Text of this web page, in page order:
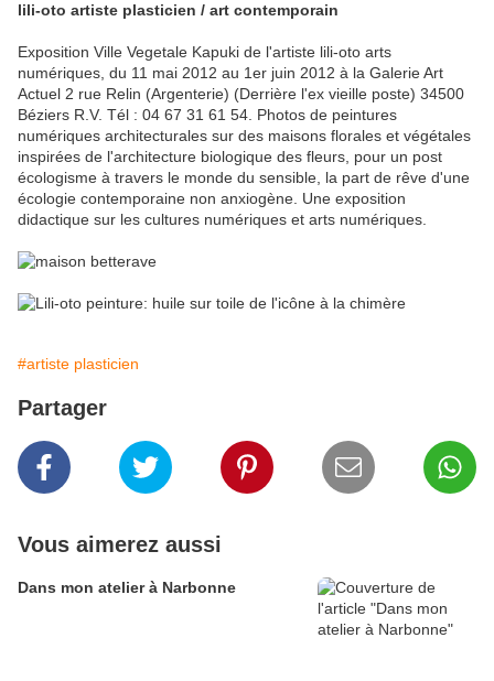
lili-oto artiste plasticien / art contemporain
Exposition Ville Vegetale Kapuki de l'artiste lili-oto arts
numériques, du 11 mai 2012 au 1er juin 2012 à la Galerie Art
Actuel 2 rue Relin (Argenterie) (Derrière l'ex vieille poste) 34500
Béziers R.V. Tél : 04 67 31 61 54. Photos de peintures
numériques architecturales sur des maisons florales et végétales
inspirées de l'architecture biologique des fleurs, pour un post
écologisme à travers le monde du sensible, la part de rêve d'une
écologie contemporaine non anxiogène. Une exposition
didactique sur les cultures numériques et arts numériques.
#artiste plasticien
Partager
Vous aimerez aussi
Dans mon atelier à Narbonne